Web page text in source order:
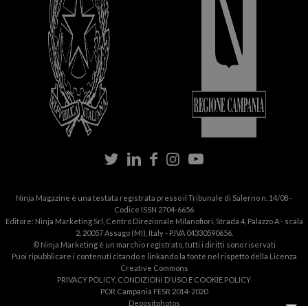
ShareShareShare
on
Send
an
Ninja Magazine è una testata registrata presso il Tribunale di Salerno n. 14/08 -
Codice ISSN 2704-6656
Editore: Ninja Marketing Srl, Centro Direzionale Milanofiori, Strada 4, Palazzo A - scala
2, 20057 Assago (MI), Italy - P.IVA 04330590656.
© Ninja Marketing è un marchio registrato, tutti i diritti sono riservati
Puoi ripubblicare i contenuti citando e linkando la fonte nel rispetto della Licenza
Creative Commons
PRIVACY POLICY, CONDIZIONI D’USO E COOKIE POLICY
POR Campania FESR 2014-2020
Depositphotos